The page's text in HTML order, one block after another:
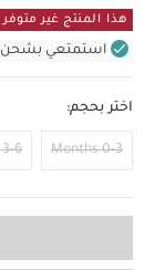
هذا المنتج غير متوفر
استمتعي بشحن
اختر بحجم:
0-3 Months
3-6 Months